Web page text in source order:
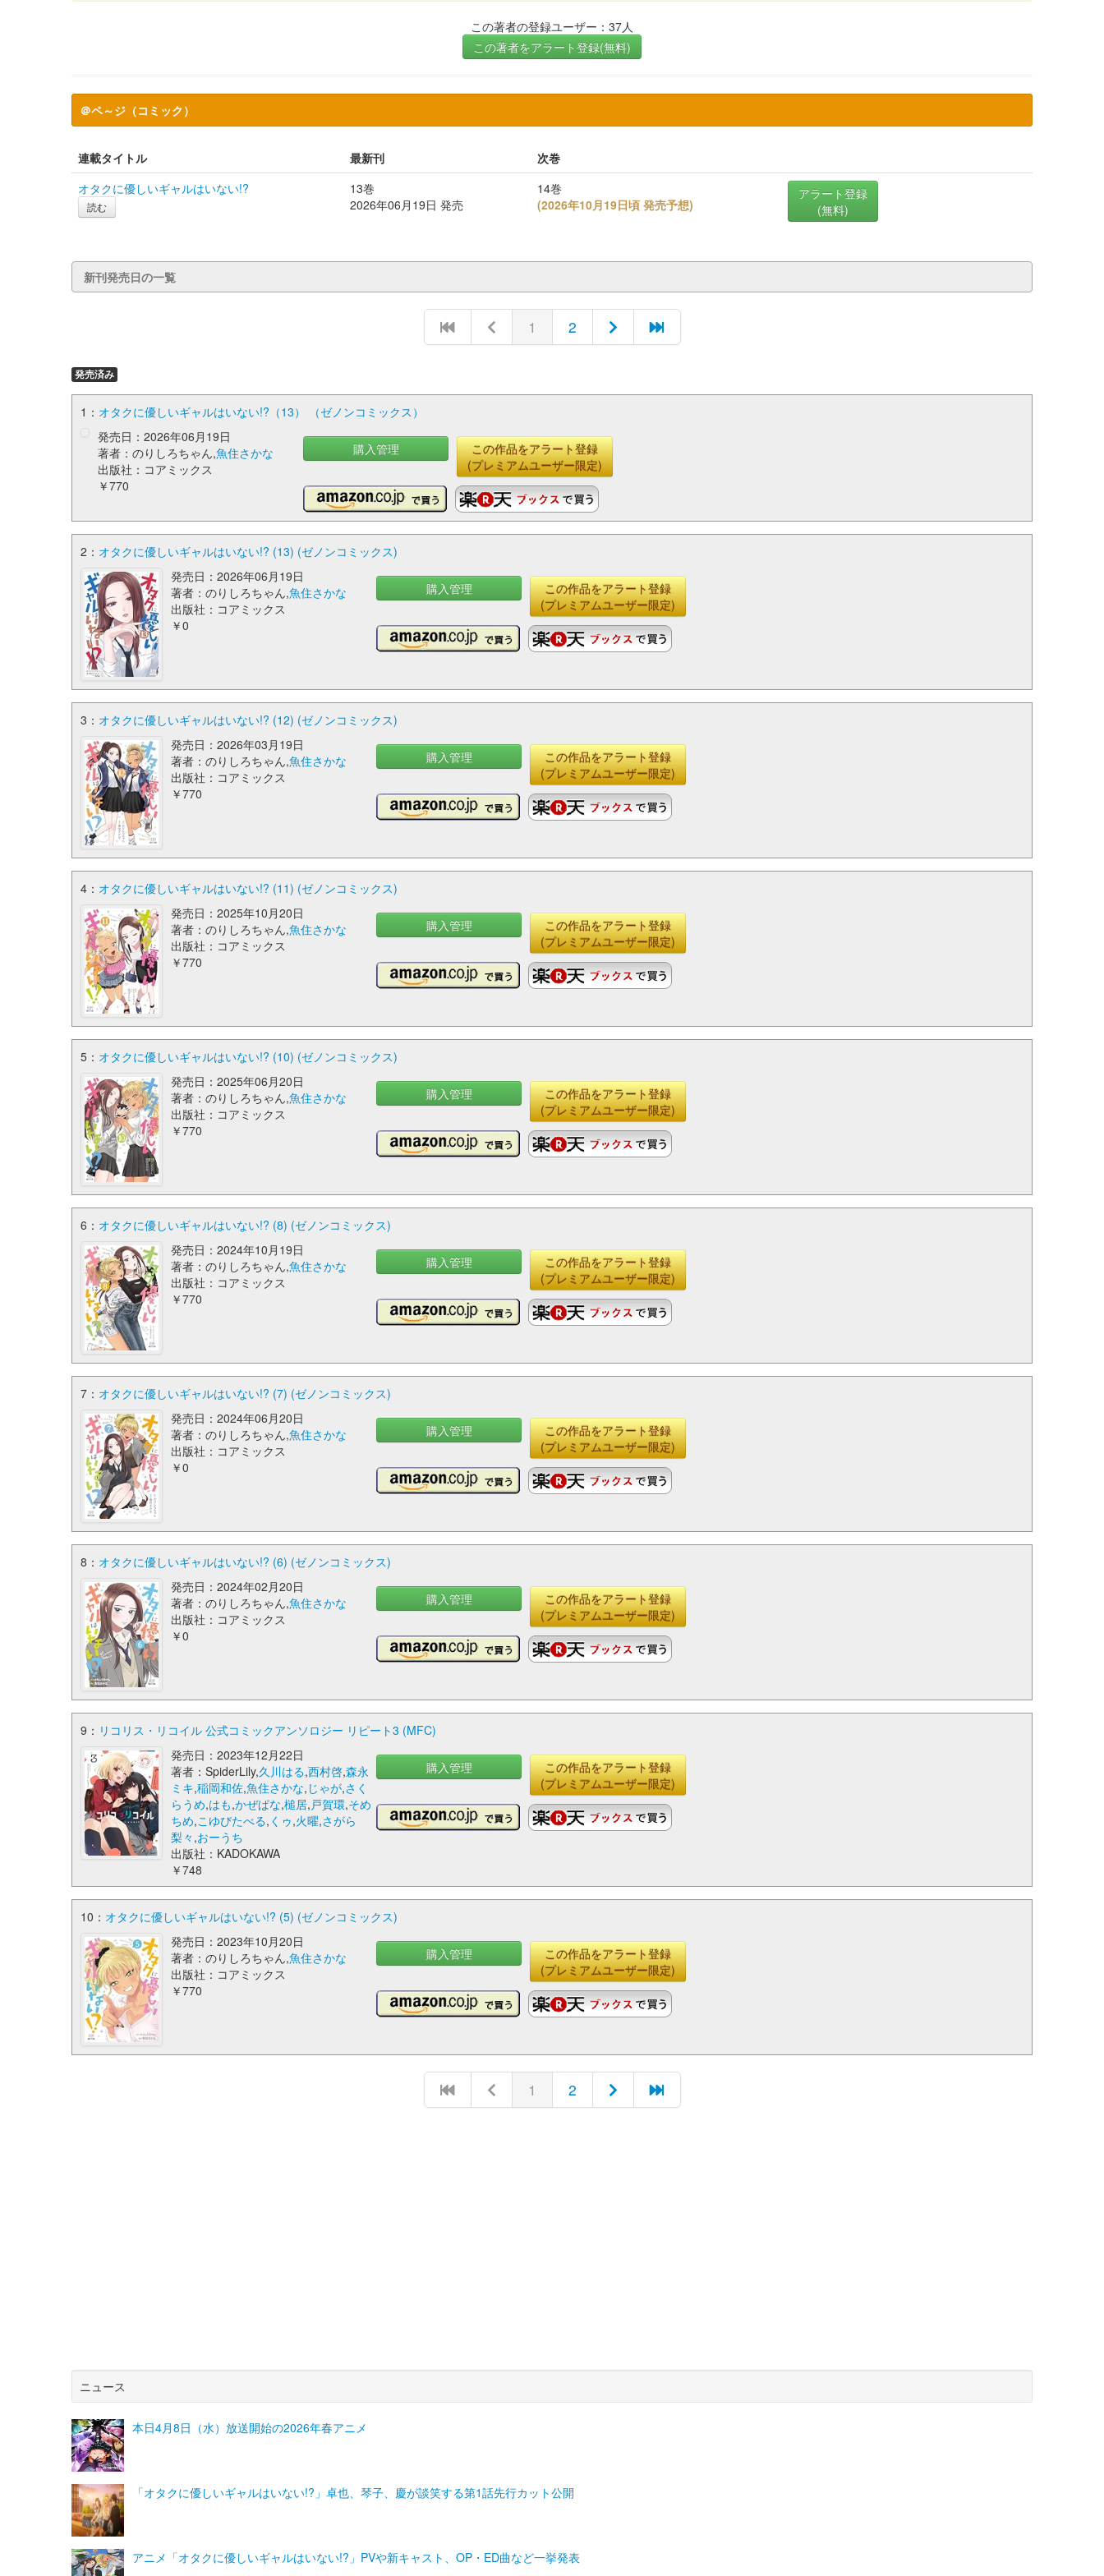
この著者の登録ユーザー：37人
この著者をアラート登録(無料)
＠ペ～ジ（コミック）
連載タイトル 最新刊
次巻
オタクに優しいギャルはいない!?
読む
13巻
2026年06月19日 発売
14巻
(2026年10月19日頃 発売予想)
アラート登録
(無料)
新刊発売日の一覧
1 2
発売済み
1： オタクに優しいギャルはいない!?（13） （ゼノンコミックス）
発売日：2026年06月19日
著者：のりしろちゃん,魚住さかな
出版社：コアミックス
￥770
購入管理
この作品をアラート登録
(プレミアムユーザー限定)
2： オタクに優しいギャルはいない!? (13) (ゼノンコミックス)
発売日：2026年06月19日
著者：のりしろちゃん,魚住さかな
出版社：コアミックス
￥0
購入管理
この作品をアラート登録
(プレミアムユーザー限定)
3： オタクに優しいギャルはいない!? (12) (ゼノンコミックス)
発売日：2026年03月19日
著者：のりしろちゃん,魚住さかな
出版社：コアミックス
￥770
購入管理
この作品をアラート登録
(プレミアムユーザー限定)
4： オタクに優しいギャルはいない!? (11) (ゼノンコミックス)
発売日：2025年10月20日
著者：のりしろちゃん,魚住さかな
出版社：コアミックス
￥770
購入管理
この作品をアラート登録
(プレミアムユーザー限定)
5： オタクに優しいギャルはいない!? (10) (ゼノンコミックス)
発売日：2025年06月20日
著者：のりしろちゃん,魚住さかな
出版社：コアミックス
￥770
購入管理
この作品をアラート登録
(プレミアムユーザー限定)
6： オタクに優しいギャルはいない!? (8) (ゼノンコミックス)
発売日：2024年10月19日
著者：のりしろちゃん,魚住さかな
出版社：コアミックス
￥770
購入管理
この作品をアラート登録
(プレミアムユーザー限定)
7： オタクに優しいギャルはいない!? (7) (ゼノンコミックス)
発売日：2024年06月20日
著者：のりしろちゃん,魚住さかな
出版社：コアミックス
￥0
購入管理
この作品をアラート登録
(プレミアムユーザー限定)
8： オタクに優しいギャルはいない!? (6) (ゼノンコミックス)
発売日：2024年02月20日
著者：のりしろちゃん,魚住さかな
出版社：コアミックス
￥0
購入管理
この作品をアラート登録
(プレミアムユーザー限定)
9： リコリス・リコイル 公式コミックアンソロジー リピート3 (MFC)
発売日：2023年12月22日
著者：SpiderLily,久川はる,西村啓,森永
ミキ,稲岡和佐,魚住さかな, じゃが,さく
らうめ,はも,かぜぱな,槌居,戸賀環,そめ
ちめ,こゆびたべる, くゥ,火曜,さがら
梨々 ,おーうち
出版社：KADOKAWA
￥748
購入管理
この作品をアラート登録
(プレミアムユーザー限定)
10： オタクに優しいギャルはいない!? (5) (ゼノンコミックス)
発売日：2023年10月20日
著者：のりしろちゃん,魚住さかな
出版社：コアミックス
￥770
購入管理
この作品をアラート登録
(プレミアムユーザー限定)
1 2
ニュース
本日4月8日（水）放送開始の2026年春アニメ
「オタクに優しいギャルはいない!?」卓也、琴子、慶が談笑する第1話先行カット公開
アニメ「オタクに優しいギャルはいない!?」PVや新キャスト、OP・ED曲など一挙発表